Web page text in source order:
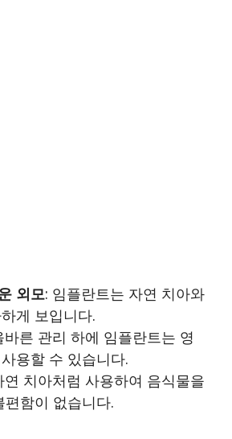
외모: 임플란트는 자연 치아와
게 보입니다.
바른 관리 하에 임플란트는 영
용할 수 있습니다.
연 치아처럼 사용하여 음식물을
편함이 없습니다.